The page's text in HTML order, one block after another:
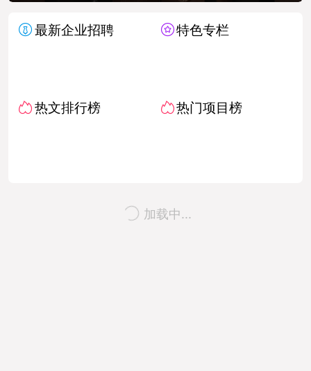
最新企业招聘
热文排行榜
特色专栏
热门项目榜
加载中...